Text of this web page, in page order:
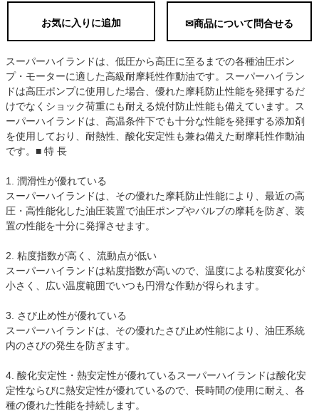
お気に入りに追加 ✉商品について問合せる
スーパーハイランドは、低圧から高圧に至るまでの各種油圧ポン
プ・モーターに適した高級耐摩耗性作動油です。スーパーハイラン
ドは高圧ポンプに使用した場合、優れた摩耗防止性能を発揮するだ
けでなくショック荷重にも耐える焼付防止性能も備えています。ス
ーパーハイランドは、高温条件下でも十分な性能を発揮する添加剤
を使用しており、耐熱性、酸化安定性も兼ね備えた耐摩耗性作動油
です。■ 特 長
1. 潤滑性が優れている
スーパーハイランドは、その優れた摩耗防止性能により、最近の高
圧・高性能化した油圧装置で油圧ポンプやバルブの摩耗を防ぎ、装
置の性能を十分に発揮させます。
2. 粘度指数が高く、流動点が低い
スーパーハイランドは粘度指数が高いので、温度による粘度変化が
小さく、広い温度範囲でいつも円滑な作動が得られます。
3. さび止め性が優れている
スーパーハイランドは、その優れたさび止め性能により、油圧系統
内のさびの発生を防ぎます。
4. 酸化安定性・熱安定性が優れているスーパーハイランドは酸化安
定性ならびに熱安定性が優れているので、長時間の使用に耐え、各
種の優れた性能を持続します。